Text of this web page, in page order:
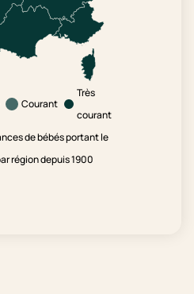
Courant
Très
courant
de bébés portant le
région depuis 1900